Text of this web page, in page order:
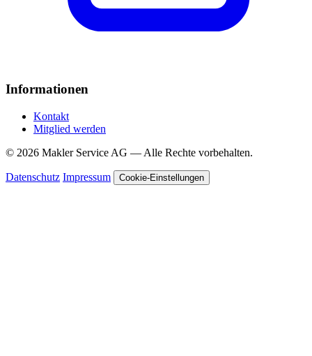
Informationen
Kontakt
Mitglied werden
© 2026 Makler Service AG — Alle Rechte vorbehalten.
Datenschutz Impressum Cookie-Einstellungen